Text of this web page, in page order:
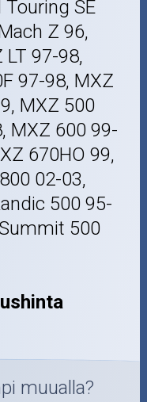
SE
Z 96,
97-98,
97-98, MXZ
MXZ 500
MXZ 600 99-
670HO 99,
02-03,
500 95-
500
muualla?